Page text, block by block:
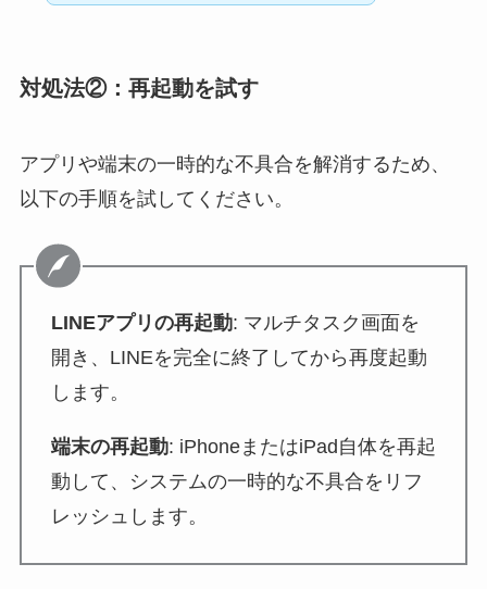
対処法②： 再起動を試す
アプリや端末の一時的な不具合を解消するため、
以下の手順を試してください。
LINEアプリの再起動: マルチタスク画面を
開き、LINEを完全に終了してから再度起動
します。
端末の再起動: iPhoneまたはiPad自体を再起
動して、システムの一時的な不具合をリフ
レッシュします。